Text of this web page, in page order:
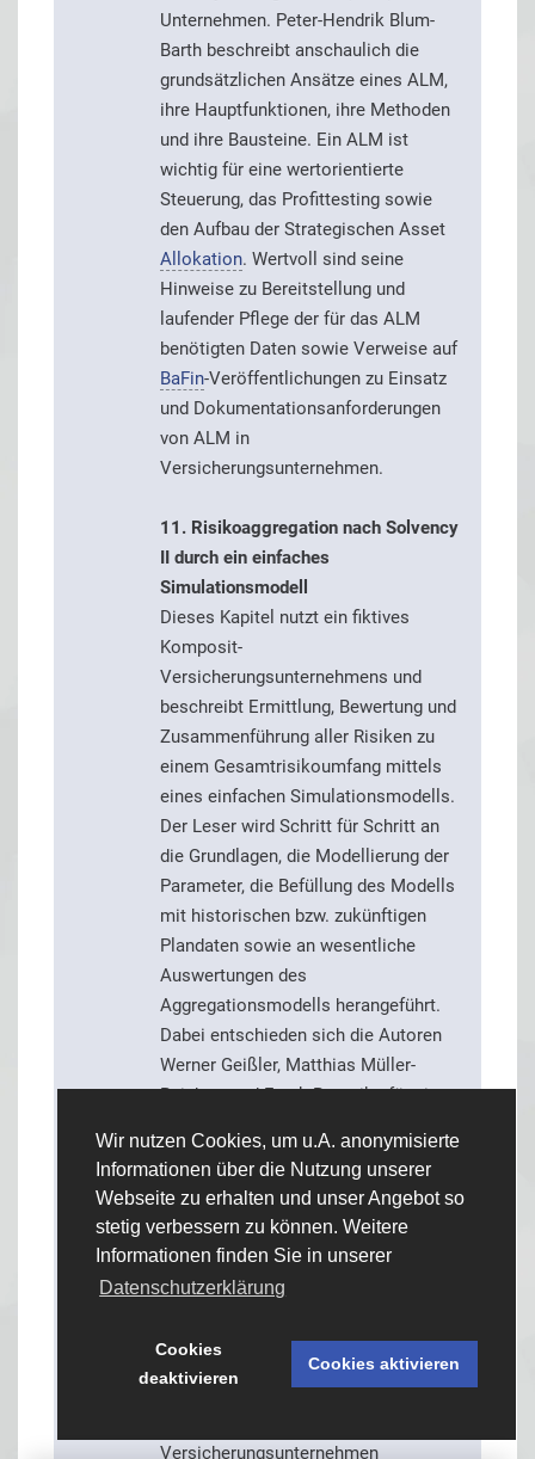
Wir nutzen Cookies, um u.A. anonymisierte
Informationen über die Nutzung unserer
Webseite zu erhalten und unser Angebot so
stetig verbessern zu können. Weitere
Informationen finden Sie in unserer
Datenschutzerklärung
Cookies
deaktivieren
Cookies aktivieren
Unternehmen. Peter-Hendrik Blum-
Barth beschreibt anschaulich die
grundsätzlichen Ansätze eines ALM,
ihre Hauptfunktionen, ihre Methoden
und ihre Bausteine. Ein ALM ist
wichtig für eine wertorientierte
Steuerung, das Profittesting sowie
den Aufbau der Strategischen Asset
Allokation. Wertvoll sind seine
Hinweise zu Bereitstellung und
laufender Pflege der für das ALM
benötigten Daten sowie Verweise auf
BaFin-Veröffentlichungen zu Einsatz
und Dokumentationsanforderungen
von ALM in
Versicherungsunternehmen.
11. Risikoaggregation nach Solvency
II durch ein einfaches
Simulationsmodell
Dieses Kapitel nutzt ein fiktives
Komposit-
Versicherungsunternehmens und
beschreibt Ermittlung, Bewertung und
Zusammenführung aller Risiken zu
einem Gesamtrisikoumfang mittels
eines einfachen Simulationsmodells.
Der Leser wird Schritt für Schritt an
die Grundlagen, die Modellierung der
Parameter, die Befüllung des Modells
mit historischen bzw. zukünftigen
Plandaten sowie an wesentliche
Auswertungen des
Aggregationsmodells herangeführt.
Dabei entschieden sich die Autoren
Werner Geißler, Matthias Müller-
Reichart und Frank Romeike für eine
Solvency II Methodik.
praxisorientierter Aufsatz zum Thema
Risikoaggregation nicht ohne
auch zahlreiche Felder zur
aufgezeigt. Wiederum ein sehr
praxisorientierter Beitrag, der den
Versicherungsunternehmen